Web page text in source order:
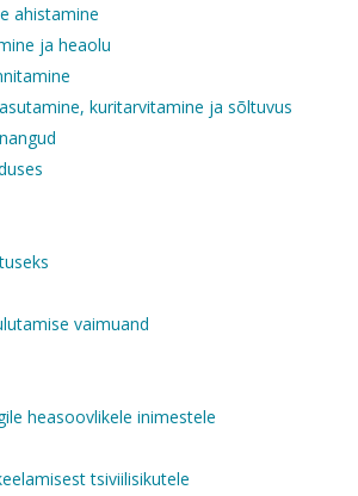
ahistamine
ja heaolu
kuritarvitamine ja sõltuvus
vaimuand
heasoovlikele inimestele
tsiviilisikutele